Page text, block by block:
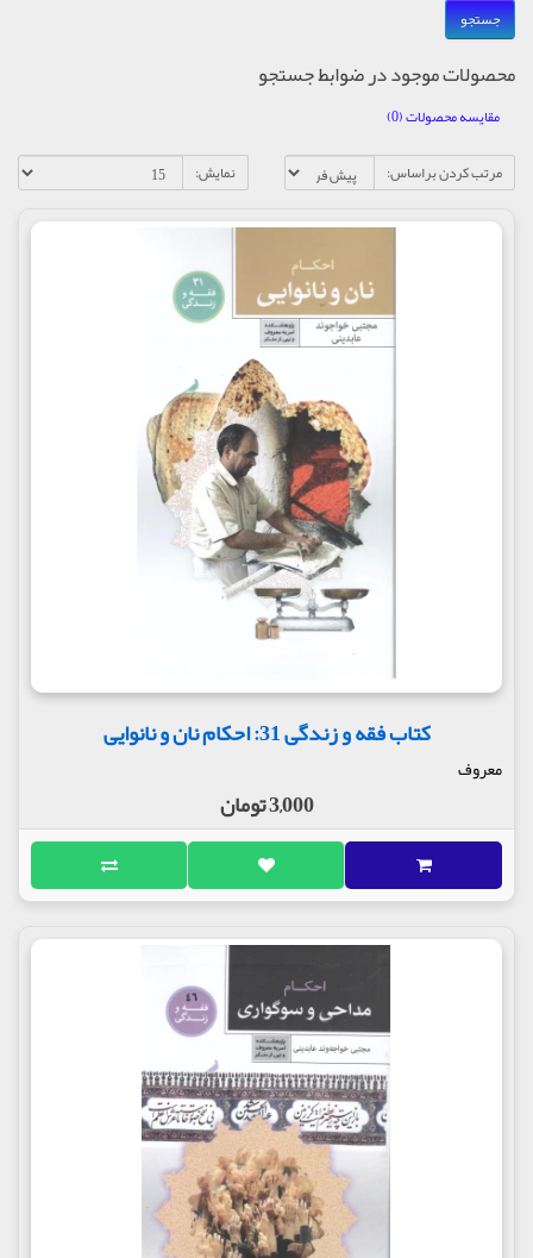
محصولات موجود در ضوابط جستجو
مقایسه محصولات (0)
مرتب کردن براساس:
نمایش:
کتاب فقه و زندگی 31: احکام نان و نانوایی
معروف
3,000 تومان